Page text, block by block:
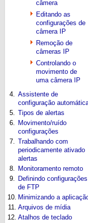
câmera
Editando as
configurações de
câmera IP
Remoção de
câmeras IP
Controlando o
movimento de
uma câmera IP
4. Assistente de
configuração
5. Tipos de alertas
6. Movimento/ruído
configurações
7. Trabalhando com
periodicamente ativado
alertas
8. Monitoramento remoto
9. Definindo configurações
de FTP
10. Minimizando a
11. Arquivos de mídia
12. Atalhos de teclado